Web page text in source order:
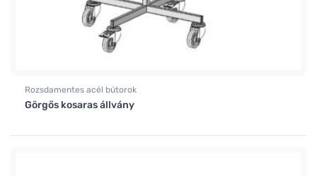
Rozsdamentes acél bútorok
Görgős kosaras állvány